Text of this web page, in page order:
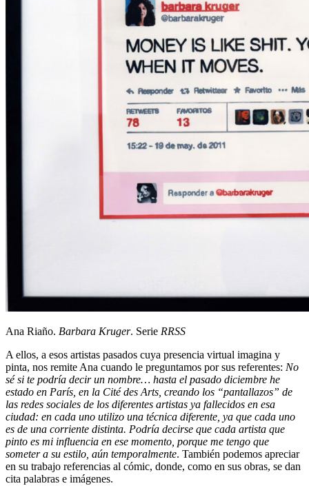
Ana Riaño. Barbara Kruger. Serie RRSS
A ellos, a esos artistas pasados cuya presencia virtual imagina y
pinta, nos remite Ana cuando le preguntamos por sus referentes: No
sé si te podría decir un nombre… hasta el pasado diciembre he
estado en París, en la Cité des Arts, creando los “pantallazos” de
las redes sociales de los diferentes artistas ya fallecidos en esa
ciudad: en cada uno utilizo una técnica diferente, ya que cada uno
es de una corriente distinta. Podría decirse que cada artista que
pinto es mi influencia en ese momento, porque me tengo que
someter a su estilo, aún temporalmente. También podemos apreciar
en su trabajo referencias al cómic, donde, como en sus obras, se dan
cita palabras e imágenes.